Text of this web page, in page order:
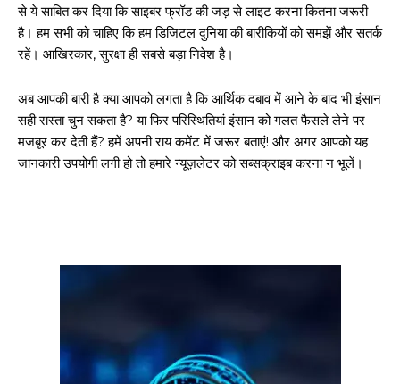
से ये साबित कर दिया कि साइबर फ्रॉड की जड़ से लाइट करना कितना जरूरी
है। हम सभी को चाहिए कि हम डिजिटल दुनिया की बारीकियों को समझें और सतर्क
रहें। आखिरकार, सुरक्षा ही सबसे बड़ा निवेश है।
अब आपकी बारी है क्या आपको लगता है कि आर्थिक दबाव में आने के बाद भी इंसान
सही रास्ता चुन सकता है? या फिर परिस्थितियां इंसान को गलत फैसले लेने पर
मजबूर कर देती हैं? हमें अपनी राय कमेंट में जरूर बताएं! और अगर आपको यह
जानकारी उपयोगी लगी हो तो हमारे न्यूज़लेटर को सब्सक्राइब करना न भूलें।